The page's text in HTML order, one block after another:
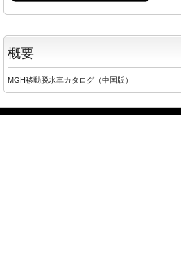
概要
MGH移動脱水車カタログ（中国版）